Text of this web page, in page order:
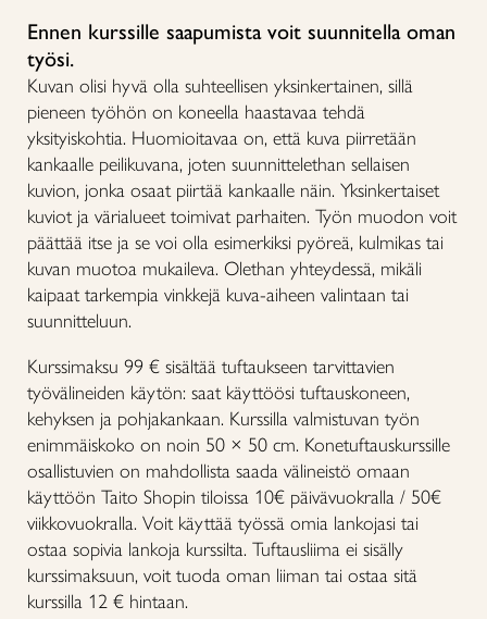
Ennen kurssille saapumista voit suunnitella oman
työsi.
Kuvan olisi hyvä olla suhteellisen yksinkertainen, sillä
pieneen työhön on koneella haastavaa tehdä
yksityiskohtia. Huomioitavaa on, että kuva piirretään
kankaalle peilikuvana, joten suunnittelethan sellaisen
kuvion, jonka osaat piirtää kankaalle näin. Yksinkertaiset
kuviot ja värialueet toimivat parhaiten. Työn muodon voit
päättää itse ja se voi olla esimerkiksi pyöreä, kulmikas tai
kuvan muotoa mukaileva. Olethan yhteydessä, mikäli
kaipaat tarkempia vinkkejä kuva-aiheen valintaan tai
suunnitteluun.
Kurssimaksu 99 € sisältää tuftaukseen tarvittavien
työvälineiden käytön: saat käyttöösi tuftauskoneen,
kehyksen ja pohjakankaan. Kurssilla valmistuvan työn
enimmäiskoko on noin 50 × 50 cm. Konetuftauskurssille
osallistuvien on mahdollista saada välineistö omaan
käyttöön Taito Shopin tiloissa 10€ päivävuokralla / 50€
viikkovuokralla. Voit käyttää työssä omia lankojasi tai
ostaa sopivia lankoja kurssilta. Tuftausliima ei sisälly
kurssimaksuun, voit tuoda oman liiman tai ostaa sitä
kurssilla 12 € hintaan.